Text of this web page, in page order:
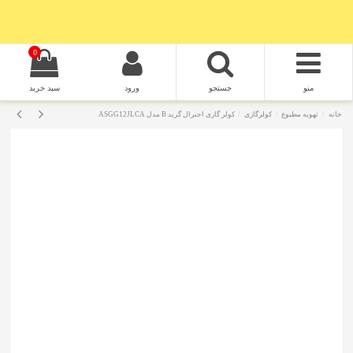
منو جستجو ورود
0
سبد خرید
خانه تهویه مطبوع کولرگازی کولر گازی اجنرال گرید B مدل ASGG12JLCA